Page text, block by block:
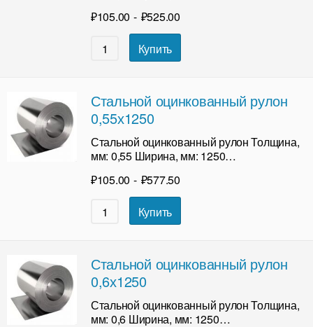
₽105.00 - ₽525.00
Купить
Стальной оцинкованный рулон
0,55х1250
Стальной оцинкованный рулон Толщина,
мм: 0,55 Ширина, мм: 1250…
₽105.00 - ₽577.50
Купить
Стальной оцинкованный рулон
0,6х1250
Стальной оцинкованный рулон Толщина,
мм: 0,6 Ширина, мм: 1250…